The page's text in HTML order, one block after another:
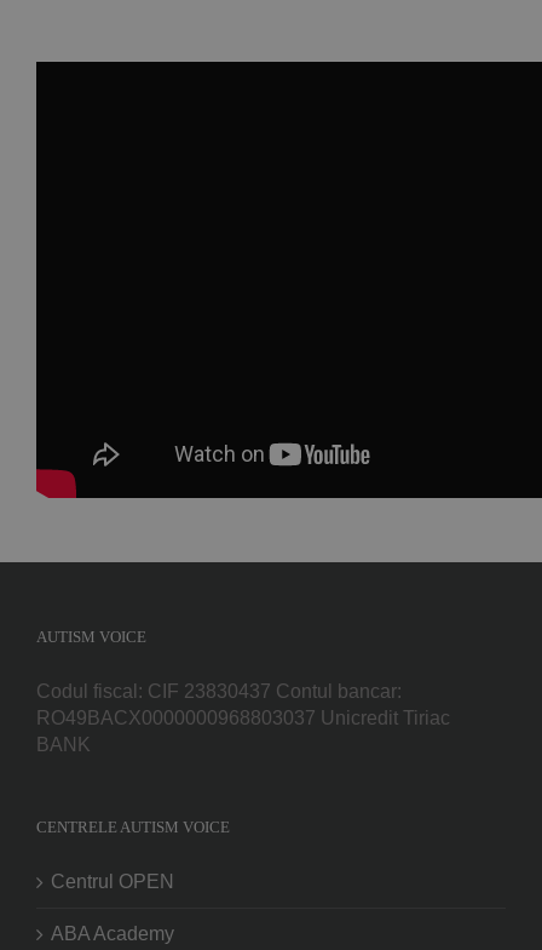
AUTISM VOICE
Codul fiscal: CIF 23830437 Contul bancar:
RO49BACX0000000968803037 Unicredit Tiriac
BANK
CENTRELE AUTISM VOICE
Centrul OPEN
ABA Academy